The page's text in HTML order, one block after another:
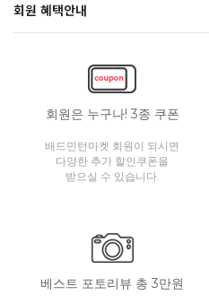
회원 혜택안내
회원은 누구나! 3종 쿠폰
배드민턴마켓 회원이 되시면
다양한 추가 할인쿠폰을
받으실 수 있습니다.
베스트 포토리뷰 총 3만원